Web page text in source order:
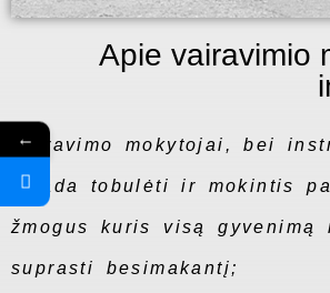
Apie vairavimio
Vairavimo mokytojai, bei
visada tobulėti ir mokintis
žmogus kuris visą gyvenimą
suprasti besimakantį;
←